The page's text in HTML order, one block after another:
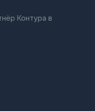
Контура в